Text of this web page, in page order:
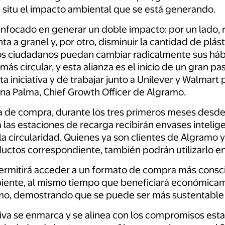
el impacto ambiental que se está generando.
en generar un doble impacto: por un lado,
a granel y, por otro, disminuir la cantidad de
ciudadanos puedan cambiar radicalmente sus
circular, y esta alianza es el inicio de un gran
iniciativa y de trabajar junto a Unilever y Walmart
Palma, Chief Growth Officer de Algramo.
de compra, durante los tres primeros meses
las estaciones de recarga recibirán envases
circularidad. Quienes ya son clientes de Algramo
correspondiente, también podrán utilizarlo
acceder a un formato de compra más
al mismo tiempo que beneficiará
demostrando que se puede ser más
se enmarca y se alinea con los compromisos